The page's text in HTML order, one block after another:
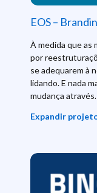
EOS –
À medida que as
por
se adequarem à
lidando. E nada
mudança
Expandir